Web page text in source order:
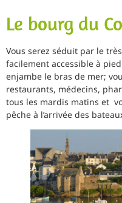
Le bourg du
Vous serez séduit par le
facilement accessible à
enjambe le bras de mer;
restaurants, médecins,
tous les mardis matins et
pêche à l’arrivée des